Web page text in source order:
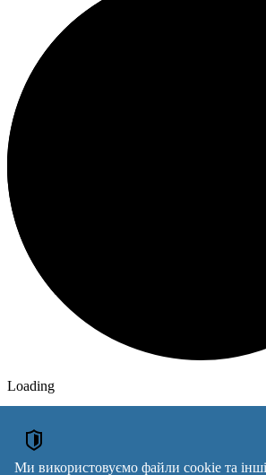
Loading
Мікрокреди онлайн
Курси зварник, слюсар, токар, штукатур,
Ми використовуємо файли cookie та інші